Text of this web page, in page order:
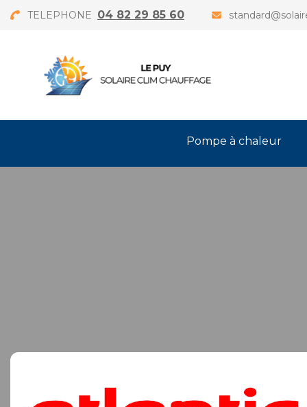
TELEPHONE 04 82 29 85 60
Pompe à chaleur